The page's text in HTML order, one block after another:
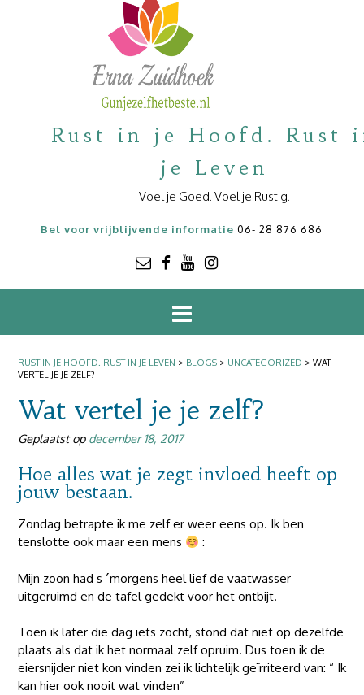
Rust in je Hoofd. Rust
je Leven
Voel je Goed. Voel je Rustig.
Bel voor vrijblijvende informatie 06- 28 876 686
RUST IN JE HOOFD. RUST IN JE LEVEN > BLOGS > UNCATEGORIZED > WAT
VERTEL JE JE ZELF?
Wat vertel je je zelf?
Geplaatst op december 18, 2017
Hoe alles wat je zegt invloed heeft op
jouw bestaan.
Zondag betrapte ik me zelf er weer eens op. Ik ben
tenslotte ook maar een mens
:
Mijn zoon had s ´morgens heel lief de vaatwasser
uitgeruimd en de tafel gedekt voor het ontbijt.
Toen ik later die dag iets zocht, stond dat niet op dezelfde
plaats als dat ik het normaal zelf opruim. Dus toen ik de
eiersnijder niet kon vinden zei ik lichtelijk geïrriteerd van: “ Ik
kan hier ook nooit wat vinden”